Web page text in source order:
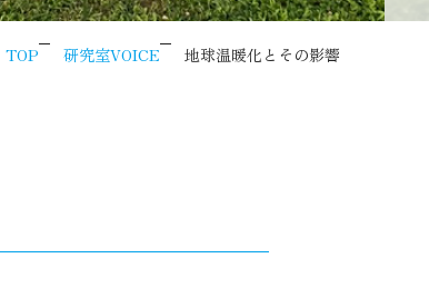
TOP 研究室VOICE 地球温暖化とその影響